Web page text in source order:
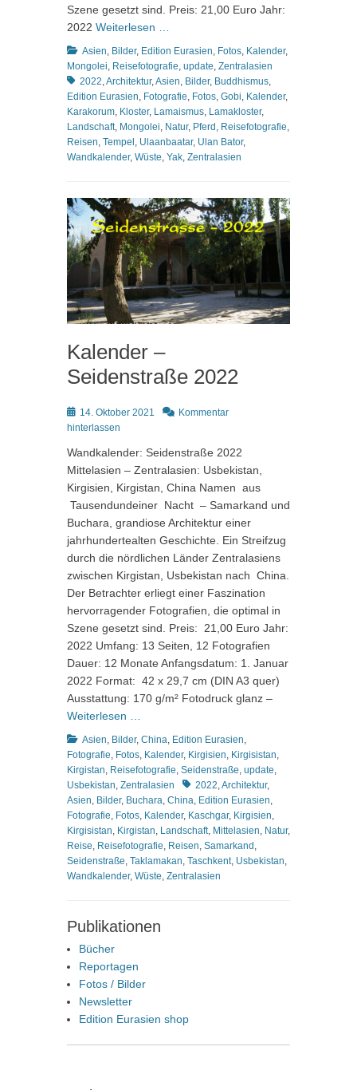
Szene gesetzt sind. Preis: 21,00 Euro Jahr:
2022 Weiterlesen …
Kategorien
Asien, Bilder, Edition Eurasien, Fotos, Kalender,
Mongolei, Reisefotografie, update, Zentralasien
2022,Architektur,Asien, Bilder, Buddhismus,
Edition Eurasien, Fotografie, Fotos, Gobi, Kalender,
Karakorum, Kloster, Lamaismus, Lamakloster,
Landschaft, Mongolei, Natur, Pferd , Reisefotografie,
Reisen, Tempel , Ulaanbaatar, Ulan Bator,
Wandkalender, Wüste, Yak, Zentralasien
Kalender –
Seidenstraße 2022
Posted
on
14. Oktober 2021
Kommentar
hinterlassen
Wandkalender: Seidenstraße 2022
Mittelasien – Zentralasien: Usbekistan,
Kirgisien, Kirgistan, China Namen aus
Tausendundeiner Nacht – Samarkand und
Buchara, grandiose Architektur einer
jahrhundertealten Geschichte. Ein Streifzug
durch die nördlichen Länder Zentralasiens
zwischen Kirgistan, Usbekistan nach China.
Der Betrachter erliegt einer Faszination
hervorragender Fotografien, die optimal in
Szene gesetzt sind. Preis: 21,00 Euro Jahr:
2022 Umfang: 13 Seiten, 12 Fotografien
Dauer: 12 Monate Anfangsdatum: 1. Januar
2022 Format: 42 x 29,7 cm (DIN A3 quer)
Ausstattung: 170 g/m² Fotodruck glanz –
Weiterlesen …
Kategorien
Asien, Bilder, China, Edition Eurasien,
Fotografie, Fotos, Kalender, Kirgisien, Kirgisistan,
Kirgistan, Reisefotografie, Seidenstraße, update,
Usbekistan, Zentralasien Schlagworte
2022,Architektur,
Asien, Bilder, Buchara, China, Edition Eurasien,
Fotografie, Fotos, Kalender, Kaschgar, Kirgisien,
Kirgisistan, Kirgistan, Landschaft, Mittelasien, Natur,
Reise, Reisefotografie, Reisen, Samarkand,
Seidenstraße, Taklamakan, Taschkent, Usbekistan,
Wandkalender, Wüste, Zentralasien
Publikationen
Bücher
Reportagen
Fotos / Bilder
Newsletter
Edition Eurasien shop